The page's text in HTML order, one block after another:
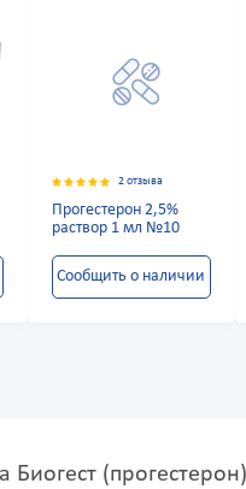
2 отзыва
Прогестерон 2,5%
раствор 1 мл №10
Сообщить о наличии